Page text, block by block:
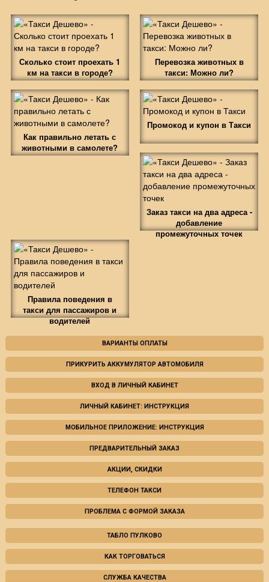
Сколько стоит проехать 1
км на такси в городе?
Перевозка животных в
такси: Можно ли?
Как правильно летать с
животными в самолете?
Промокод и купон в Такси
Заказ такси на два адреса -
добавление
промежуточных точек
Правила поведения в
такси для пассажиров и
водителей
ВАРИАНТЫ ОПЛАТЫ
ПРИКУРИТЬ АККУМУЛЯТОР АВТОМОБИЛЯ
ВХОД В ЛИЧНЫЙ КАБИНЕТ
ЛИЧНЫЙ КАБИНЕТ: ИНСТРУКЦИЯ
МОБИЛЬНОЕ ПРИЛОЖЕНИЕ: ИНСТРУКЦИЯ
ПРЕДВАРИТЕЛЬНЫЙ ЗАКАЗ
АКЦИИ, СКИДКИ
ТЕЛЕФОН ТАКСИ
ПРОБЛЕМА С ФОРМОЙ ЗАКАЗА
ТАБЛО ПУЛКОВО
КАК ТОРГОВАТЬСЯ
СЛУЖБА КАЧЕСТВА